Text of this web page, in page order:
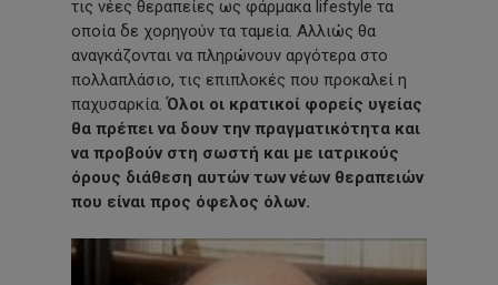
τις νέες θεραπείες ως φάρμακα lifestyle τα
οποία δε χορηγούν τα ταμεία. Αλλιώς θα
αναγκάζονται να πληρώνουν αργότερα στο
πολλαπλάσιο, τις επιπλοκές που προκαλεί η
παχυσαρκία.Όλοι οι κρατικοί φορείς υγείας
θα πρέπει να δουν την πραγματικότητα και
να προβούν στη σωστή και με ιατρικούς
όρους διάθεση αυτών των νέων θεραπειών
που είναι προς όφελος όλων.